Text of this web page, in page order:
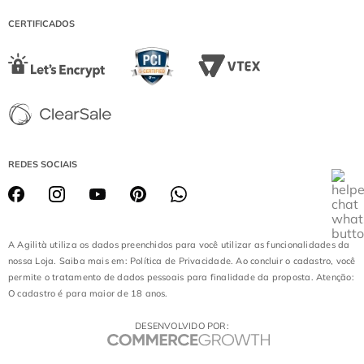
LOJA BATEL
CERTIFICADOS
REDES SOCIAIS
A Agilità utiliza os dados preenchidos para você utilizar as funcionalidades da
nossa Loja. Saiba mais em: Política de Privacidade. Ao concluir o cadastro, você
permite o tratamento de dados pessoais para finalidade da proposta. Atenção:
O cadastro é para maior de 18 anos.
DESENVOLVIDO POR: